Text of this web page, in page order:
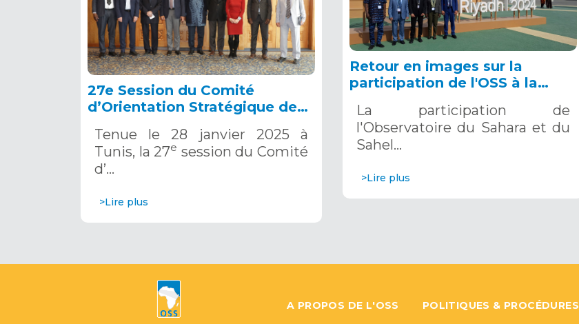
27e Session du Comité
d’Orientation Stratégique de
Tenue le 28 janvier 2025 à
Tunis, la 27e session du Comité
d’…
>Lire plus
Retour en images sur la
participation de l'OSS à la
2024 à Riyad, en Arabie
Saoudite
La participation de
l'Observatoire du Sahara et du
Sahel…
>Lire plus
A PROPOS DE L'OSS POLITIQUES & PROCÉDURES